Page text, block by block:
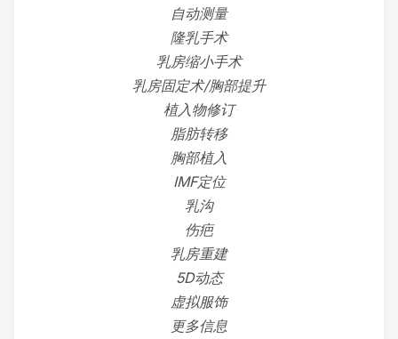
自动测量
隆乳手术
乳房缩小手术
乳房固定术/胸部提升
植入物修订
脂肪转移
胸部植入
IMF定位
乳沟
伤疤
乳房重建
5D动态
虚拟服饰
更多信息